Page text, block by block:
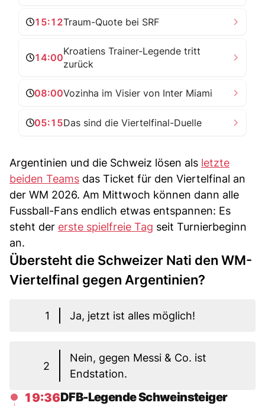
15:12Traum-Quote bei SRF
14:00
Kroatiens Trainer-Legende tritt
zurück
08:00Vozinha im Visier von Inter Miami
05:15Das sind die Viertelfinal-Duelle
Argentinien und die Schweiz lösen als letzte
beiden Teams das Ticket für den Viertelfinal an
der WM 2026. Am Mittwoch können dann alle
Fussball-Fans endlich etwas entspannen: Es
steht der erste spielfreie Tag seit Turnierbeginn
an.
Übersteht die Schweizer Nati den WM-
Viertelfinal gegen Argentinien?
1 Ja, jetzt ist alles möglich!
2
Nein, gegen Messi & Co. ist
Endstation.
19:36DFB-Legende Schweinsteiger